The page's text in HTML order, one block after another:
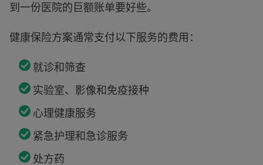
到一份医院的巨额账单要好些。
健康保险方案通常支付以下服务的费用：
就诊和筛查
实验室、影像和免疫接种
心理健康服务
紧急护理和急诊服务
处方药